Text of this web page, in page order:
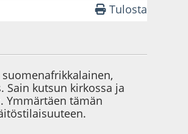
Tulosta
Sain kutsun kirkossa ja
Ymmärtäen tämän